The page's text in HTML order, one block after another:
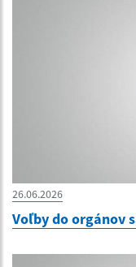
26.06.2026
Voľby do orgánov